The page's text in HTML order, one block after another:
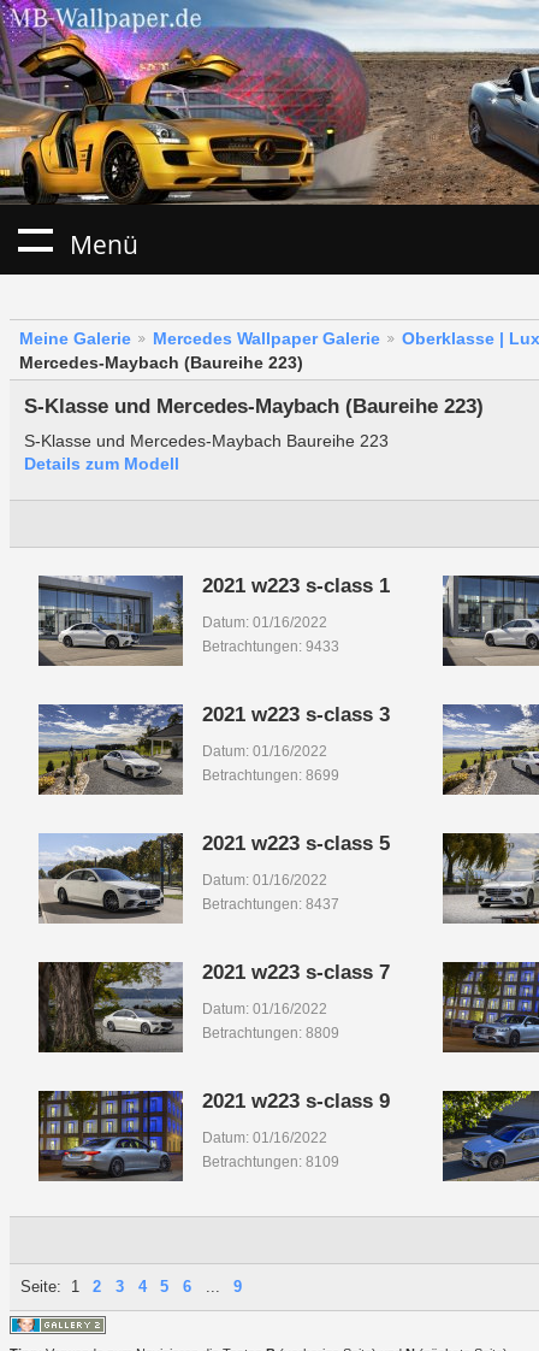
Menü
Meine Galerie Mercedes Wallpaper Galerie
Oberklasse |
Mercedes-Maybach (Baureihe 223)
S-Klasse und Mercedes-Maybach (Baureihe 223)
S-Klasse und Mercedes-Maybach Baureihe 223
Details zum Modell
2021 w223 s-class 1
Datum: 01/16/2022
Betrachtungen: 9433
2021 w223 s-class 3
Datum: 01/16/2022
Betrachtungen: 8699
2021 w223 s-class 5
Datum: 01/16/2022
Betrachtungen: 8437
2021 w223 s-class 7
Datum: 01/16/2022
Betrachtungen: 8809
2021 w223 s-class 9
Datum: 01/16/2022
Betrachtungen: 8109
Seite: 1 2 3 4 5 6 ... 9